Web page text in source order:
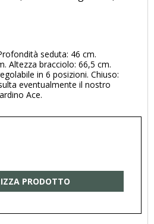
seduta: 46 cm.
Altezza bracciolo: 66,5 cm.
in 6 posizioni. Chiuso:
eventualmente il nostro
Ace.
PRODOTTO